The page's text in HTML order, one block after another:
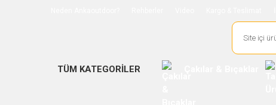
TÜM KATEGORİLER